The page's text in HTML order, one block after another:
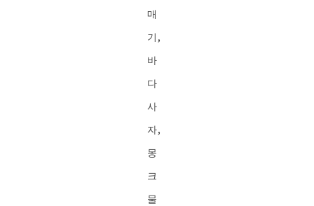
매
기,
바
다
사
자,
몽
크
물